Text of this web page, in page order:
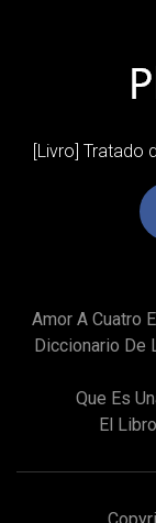
[Livro] Tratado
Amor A Cuatro
Diccionario De
Que Es
El